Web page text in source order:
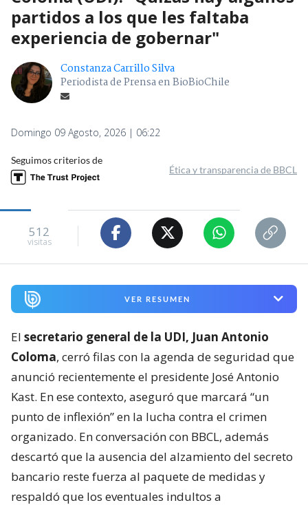
partidos a los que les faltaba
experiencia de gobernar"
Constanza Carrillo Silva
Periodista de Prensa en BioBioChile
Domingo 09 Agosto, 2026 | 06:22
Seguimos criterios de
Ética y transparencia de BBCL
512
visitas
VER RESUMEN
El secretario general de la UDI, Juan Antonio
Coloma, cerró filas con la agenda de seguridad que
anunció recientemente el presidente José Antonio
Kast. En ese contexto, aseguró que marcará “un
punto de inflexión” en la lucha contra el crimen
organizado. En conversación con BBCL, además
descartó que la ausencia del alzamiento del secreto
bancario reste fuerza al paquete de medidas y
respaldó que los eventuales indultos a